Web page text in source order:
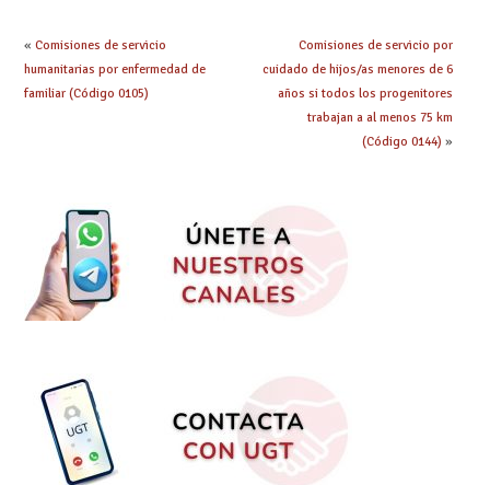
solicitante y tengan
limitada gravemente
« Comisiones de servicio
humanitarias por enfermedad de
familiar (Código 0105)
Comisiones de servicio por
cuidado de hijos/as menores de 6
años si todos los progenitores
trabajan a al menos 75 km
(Código 0144) »